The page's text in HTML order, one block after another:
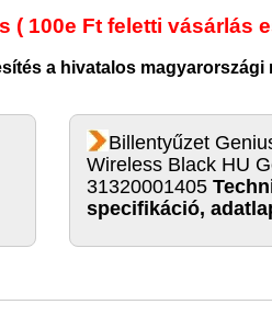
( 100e Ft feletti vásárlás
a hivatalos
Billentyűzet
Wireless Black HU
31320001405
specifikáció,